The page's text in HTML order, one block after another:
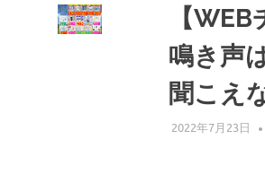
【
鳴き声
聞こえ
2022年7月23日